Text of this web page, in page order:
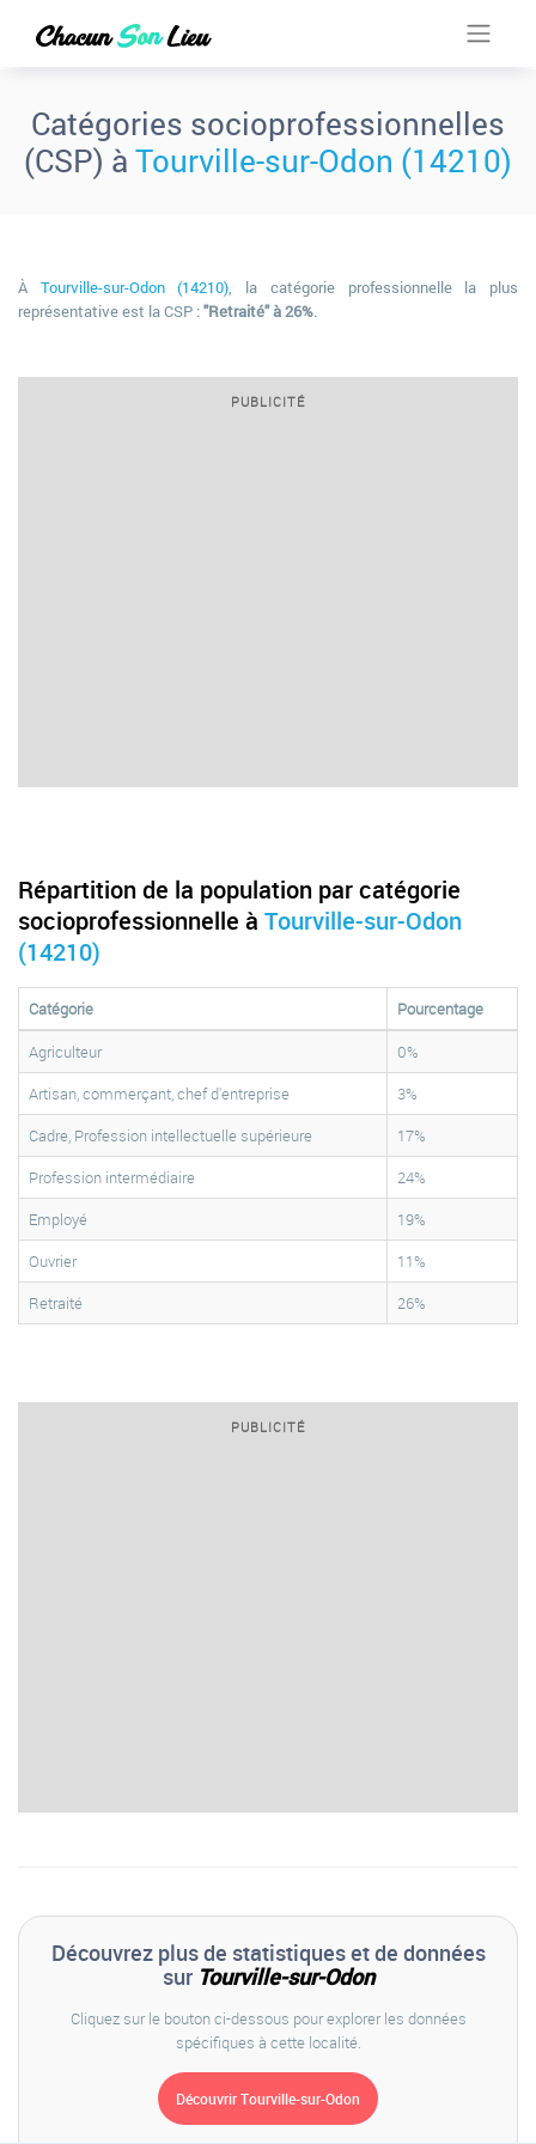
Catégories socioprofessionnelles
(CSP) à Tourville-sur-Odon (14210)
À Tourville-sur-Odon (14210), la catégorie professionnelle la plus
représentative est la CSP :"Retraité" à 26%.
PUBLICITÉ
Répartition de la population par catégorie
socioprofessionnelle à Tourville-sur-Odon
(14210)
Catégorie
Pourcentage
Agriculteur
0%
Artisan, commerçant, chef d'entreprise
3%
Cadre, Profession intellectuelle supérieure
17%
Profession intermédiaire
24%
Employé
19%
Ouvrier
11%
Retraité
26%
PUBLICITÉ
Découvrez plus de statistiques et de données
sur Tourville-sur-Odon
Cliquez sur le bouton ci-dessous pour explorer les données
spécifiques à cette localité.